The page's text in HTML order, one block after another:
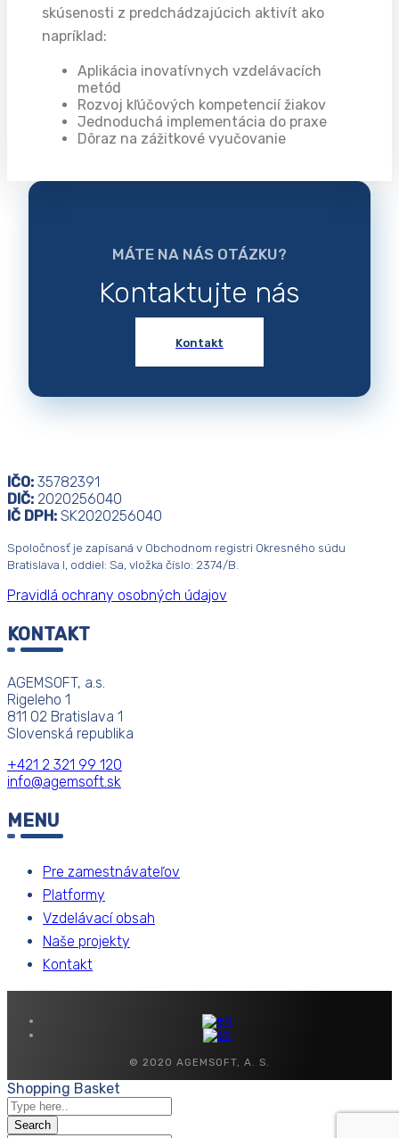
skúsenosti z predchádzajúcich aktivít ako
napríklad:
Aplikácia inovatívnych vzdelávacích
metód
Rozvoj kľúčových kompetencií žiakov
Jednoduchá implementácia do praxe
Dôraz na zážitkové vyučovanie
MÁTE NA NÁS OTÁZKU?
Kontaktujte nás
Kontakt
IČO: 35782391
DIČ: 2020256040
IČ DPH: SK2020256040
Spoločnosť je zapísaná v Obchodnom registri Okresného súdu
Bratislava I, oddiel: Sa, vložka číslo: 2374/B.
Pravidlá ochrany osobných údajov
KONTAKT
AGEMSOFT, a.s.
Rigeleho 1
811 02 Bratislava 1
Slovenská republika
+421 2 321 99 120
info@agemsoft.sk
MENU
Pre zamestnávateľov
Platformy
Vzdelávací obsah
Naše projekty
Kontakt
© 2020 AGEMSOFT, A. S.
Shopping Basket